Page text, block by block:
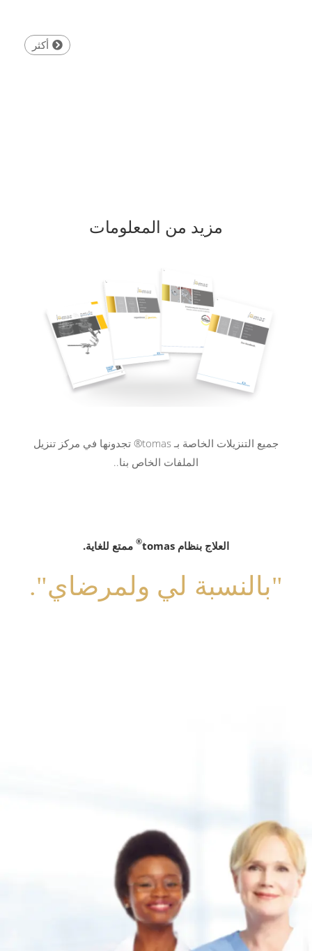
أكثر
مزيد من المعلومات
جميع التنزيلات الخاصة بـ tomas® تجدونها في مركز تنزيل
الملفات الخاص بنا..
موثوقة ودقيقة وكاملة.
"كل ما أحتاجه."
من السهل جدًا إدخال دبابيس tomas
سهل الاستخدام وآمن للاستخدام.
العلاج بنظام tomas ® ممتع للغاية.
"بالنسبة لي ولمرضاي".